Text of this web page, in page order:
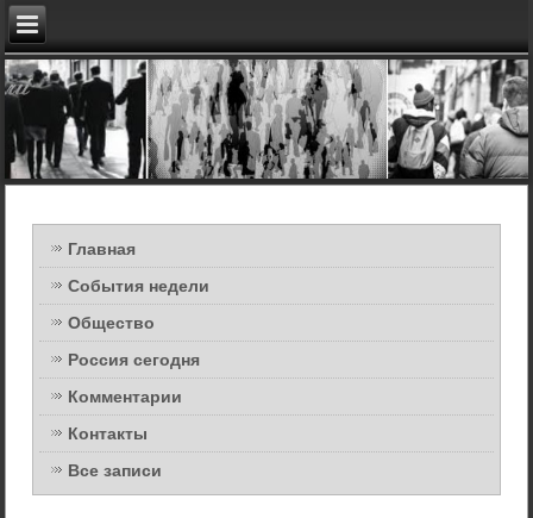
Главная
События недели
Общество
Россия сегодня
Комментарии
Контакты
Все записи